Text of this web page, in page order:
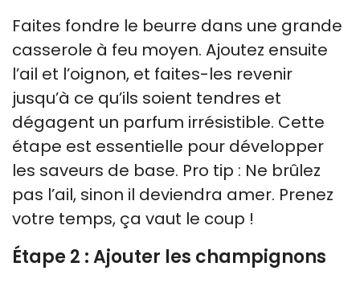
Faites fondre le beurre dans une grande
casserole à feu moyen. Ajoutez ensuite
l’ail et l’oignon, et faites-les revenir
jusqu’à ce qu’ils soient tendres et
dégagent un parfum irrésistible. Cette
étape est essentielle pour développer
les saveurs de base. Pro tip : Ne brûlez
pas l’ail, sinon il deviendra amer. Prenez
votre temps, ça vaut le coup !
Étape 2 : Ajouter les champignons